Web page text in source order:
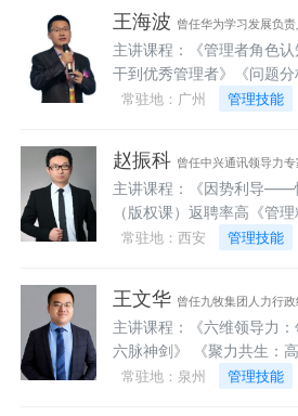
的陷阱》《人力资源管理
管理角色与技能》《由团队
导者》《突破困境、逆势
可持续增长》《管理5.0时
道》
协作力》《关系致胜—成就
维》《金字塔原理—用思维
我》《学德鲁克—卓越管理
能》《激发潜能—绩效管理
心门》《识人有术—金牌面
才技巧》《打造学习型组
培训体系》
王海波 曾任华为学习发展负
副总监
主讲课程：《管理者角色
干到优秀管理者》《问题分
高层管理者的核心能力》《
增》《高效沟通与有效反
底层逻辑与实操技巧》《非
的人力资源管理：业务主
人之道》《跟着华为学绩效
牌面试官：精准识人用人，
聘风险》《HRBP成长之路
到战略伙伴，创造HR价值
系设计：平衡激励性与公
动力》《高效会议工作坊：
常驻地：广州 管理技能
赵振科 曾任中兴通讯领导力
培训经理
主讲课程：《因势利导——
（版权课）返聘率高《管
块助力经理人管理破局》（
面解读》独创差异化解读六
业务骨干到优秀管理者专
善任——管理者角色认知与
实战》返聘率高《顺势聚
常驻地：西安 管理技能
王文华 曾任九牧集团人力行政
主讲课程：《六维领导力
六脉神剑》 《聚力共生：高效团队建设与
管理实战营》 《绝对执行：管理者高效执
常驻地：泉州 管理技能